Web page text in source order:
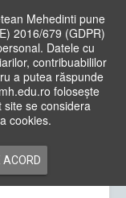
Mehedinti pune
2016/679 (GDPR)
Datele cu
contribuabililor
a putea răspunde
folosește
site se considera
cookies.
ACORD